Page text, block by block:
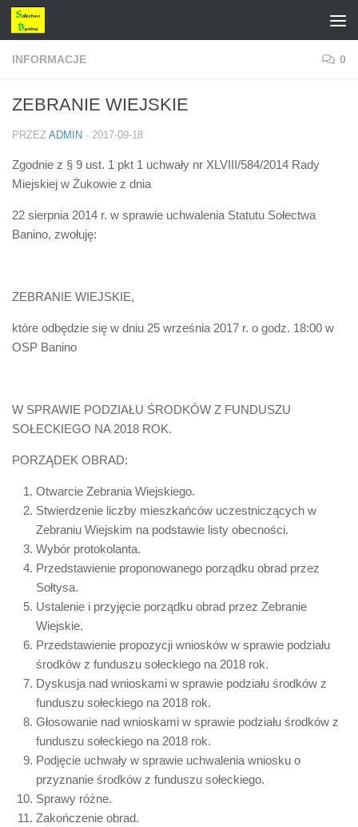
Przejdź do treści
INFORMACJE 0
ZEBRANIE WIEJSKIE
PRZEZ ADMIN · 2017-09-18
Zgodnie z § 9 ust. 1 pkt 1 uchwały nr XLVIII/584/2014 Rady
Miejskiej w Żukowie z dnia
22 sierpnia 2014 r. w sprawie uchwalenia Statutu Sołectwa
Banino, zwołuję:
ZEBRANIE WIEJSKIE,
które odbędzie się w dniu 25 września 2017 r. o godz. 18:00 w
OSP Banino
W SPRAWIE PODZIAŁU ŚRODKÓW Z FUNDUSZU
SOŁECKIEGO NA 2018 ROK.
PORZĄDEK OBRAD:
Otwarcie Zebrania Wiejskiego.
Stwierdzenie liczby mieszkańców uczestniczących w
Zebraniu Wiejskim na podstawie listy obecności.
Wybór protokolanta.
Przedstawienie proponowanego porządku obrad przez
Sołtysa.
Ustalenie i przyjęcie porządku obrad przez Zebranie
Wiejskie.
Przedstawienie propozycji wniosków w sprawie podziału
środków z funduszu sołeckiego na 2018 rok.
Dyskusja nad wnioskami w sprawie podziału środków z
funduszu sołeckiego na 2018 rok.
Głosowanie nad wnioskami w sprawie podziału środków z
funduszu sołeckiego na 2018 rok.
Podjęcie uchwały w sprawie uchwalenia wniosku o
przyznanie środków z funduszu sołeckiego.
Sprawy różne.
Zakończenie obrad.